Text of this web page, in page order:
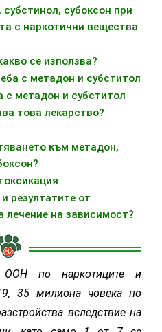
субоксон при
с наркотични вещества
се използва?
с метадон и субститол
с метадон и субститол
това лекарство?
към метадон,
резултатите от
лечение на зависимост?
по наркотиците и
35 милиона човека по
вследствие на